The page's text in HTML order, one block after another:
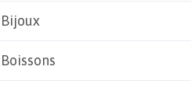
Bijoux
Boissons